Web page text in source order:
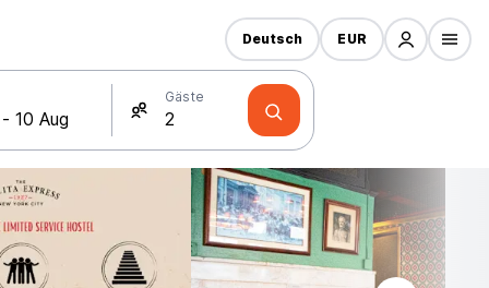
Gäste
Deutsch EUR